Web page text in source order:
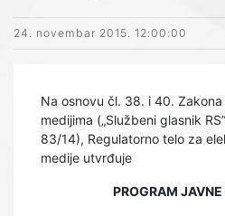
24. novembar 2015. 12:00:00
Na osnovu čl. 38. i 40.
medijima („Službeni glasnik
83/14), Regulatorno telo za
medije utvrđuje
PROGRAM JAVNE